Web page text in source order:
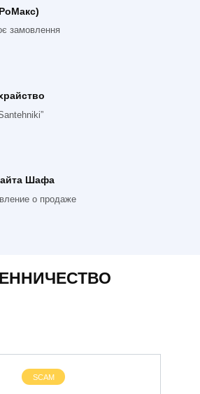
замовлення
Шафа
о продаже
SCAM